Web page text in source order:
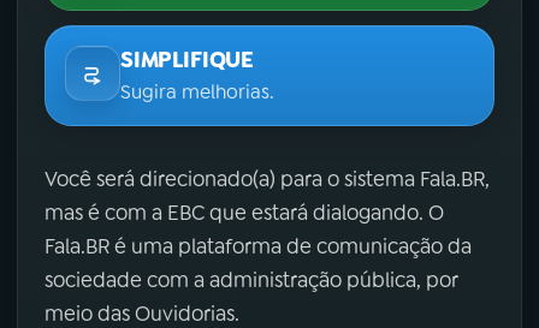
SIMPLIFIQUE
Sugira melhorias.
Você será direcionado(a) para o sistema Fala.BR,
mas é com a EBC que estará dialogando. O
Fala.BR é uma plataforma de comunicação da
sociedade com a administração pública, por
meio das Ouvidorias.